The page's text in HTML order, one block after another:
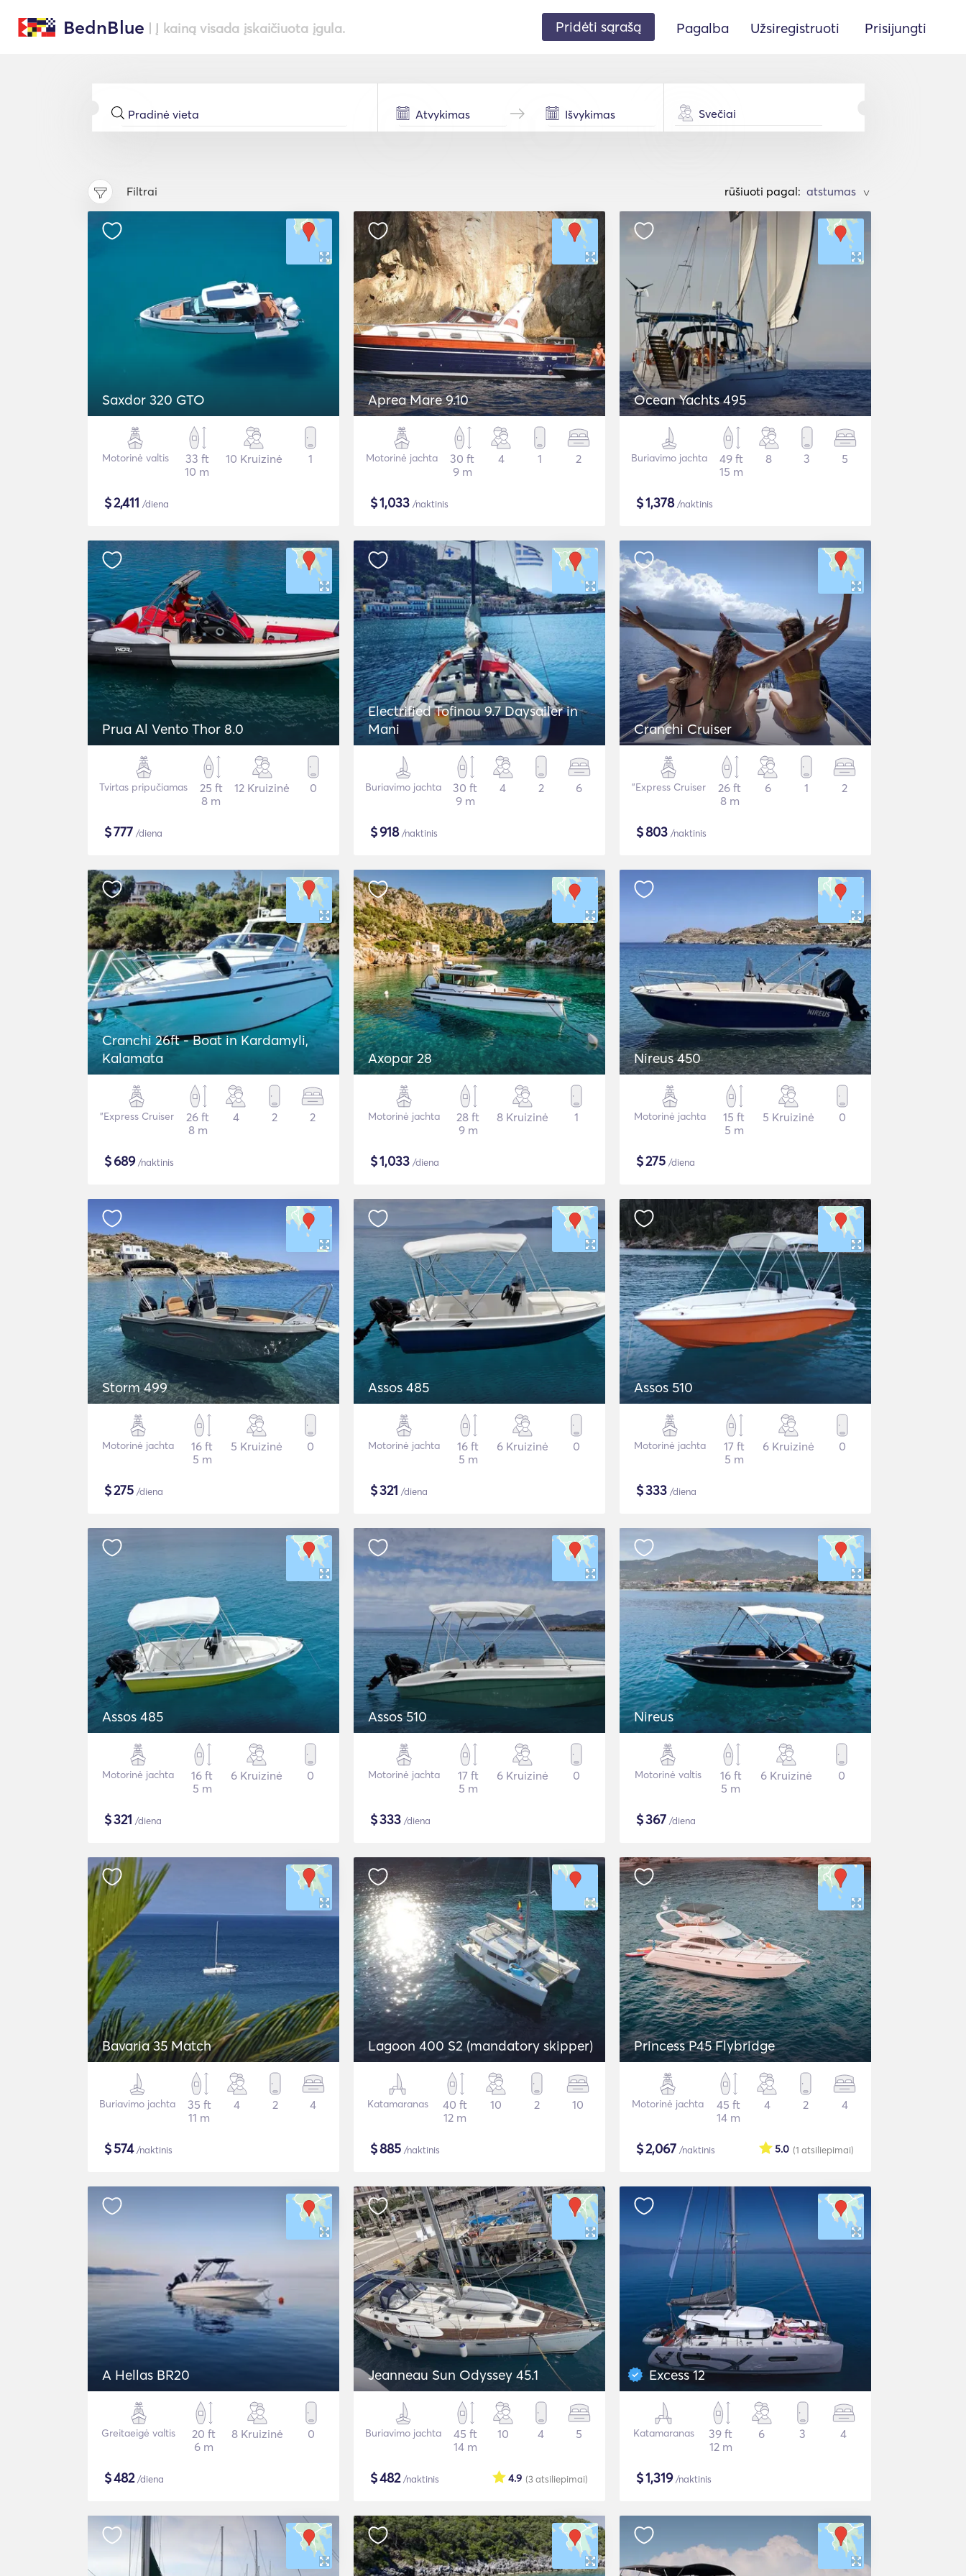
BednBlue | Į kainą visada įskaičiuota įgula. Pridėti sąrašą Pagalba Užsiregistruoti Prisijungti
Svečiai
Filtrai rūšiuoti pagal: >
Saxdor 320 GTO
Motorinė valtis
33 ft
10 m
10 Kruizinė 1
$2,411 /diena
Aprea Mare 9.10
Motorinė jachta
30 ft
9 m
4 1 2
$1,033 /naktinis
Ocean Yachts 495
Buriavimo jachta
49 ft
15 m
8 3 5
$1,378/naktinis
Prua Al Vento Thor 8.0
Tvirtas pripučiamas
25 ft
8 m
12 Kruizinė 0
$777 /diena
Electrified Tofinou 9.7 Daysailer in
Mani
Buriavimo jachta
30 ft
9 m
4 2 6
$918/naktinis
Cranchi Cruiser
"Express Cruiser
26 ft
8 m
6 1 2
$803 /naktinis
Cranchi 26ft - Boat in Kardamyli,
Kalamata
"Express Cruiser
26 ft
8 m
4 2 2
$689/naktinis
Axopar 28
Motorinė jachta
28 ft
9 m
8 Kruizinė 1
$1,033 /diena
Nireus 450
Motorinė jachta
15 ft
5 m
5 Kruizinė 0
$275 /diena
Storm 499
Motorinė jachta
16 ft
5 m
5 Kruizinė 0
$275 /diena
Assos 485
Motorinė jachta
16 ft
5 m
6 Kruizinė 0
$321 /diena
Assos 510
Motorinė jachta
17 ft
5 m
6 Kruizinė 0
$333 /diena
Assos 485
Motorinė jachta
16 ft
5 m
6 Kruizinė 0
$321 /diena
Assos 510
Motorinė jachta
17 ft
5 m
6 Kruizinė 0
$333 /diena
Nireus
Motorinė valtis
16 ft
5 m
6 Kruizinė 0
$367 /diena
Bavaria 35 Match
Buriavimo jachta
35 ft
11 m
4 2 4
$574/naktinis
Lagoon 400 S2 (mandatory skipper)
Katamaranas
40 ft
12 m
10 2 10
$885 /naktinis
Princess P45 Flybridge
Motorinė jachta
45 ft
14 m
4 2 4
$2,067 /naktinis (1 atsiliepimai)
5.0
A Hellas BR20
Greitaeigė valtis
20 ft
6 m
8 Kruizinė 0
$482/diena
Jeanneau Sun Odyssey 45.1
Buriavimo jachta
45 ft
14 m
10 4 5
$482/naktinis (3atsiliepimai)
4.9
Excess 12
Katamaranas
39 ft
12 m
6 3 4
$1,319/naktinis